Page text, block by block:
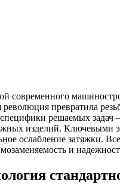
современного
превратила
решаемых
изделий. Ключевыми
ослабление затяжки.
и